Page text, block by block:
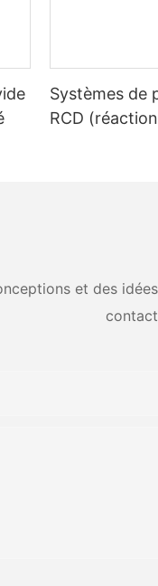
Systèmes de
RCD
et des